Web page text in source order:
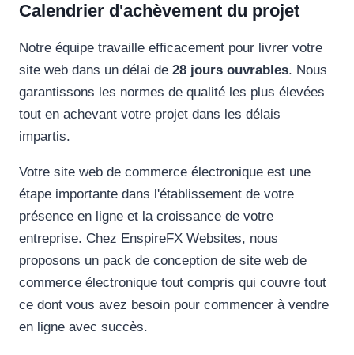
Calendrier d'achèvement du projet
Notre équipe travaille efficacement pour livrer votre
site web dans un délai de 28 jours ouvrables. Nous
garantissons les normes de qualité les plus élevées
tout en achevant votre projet dans les délais
impartis.
Votre site web de commerce électronique est une
étape importante dans l'établissement de votre
présence en ligne et la croissance de votre
entreprise. Chez EnspireFX Websites, nous
proposons un pack de conception de site web de
commerce électronique tout compris qui couvre tout
ce dont vous avez besoin pour commencer à vendre
en ligne avec succès.